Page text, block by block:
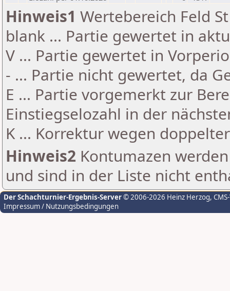
Hinweis1 Wertebereich Feld
blank ... Partie gewertet in
V ... Partie gewertet in
- ... Partie nicht gewertet, da
E ... Partie vorgemerkt zur
Einstiegselozahl in der
K ... Korrektur wegen
Hinweis2 Kontumazen
und sind in der Liste nicht
Der Schachturnier-Ergebnis-Server© 2006-2026 Heinz Herzog,
Impressum / Nutzungsbedingungen